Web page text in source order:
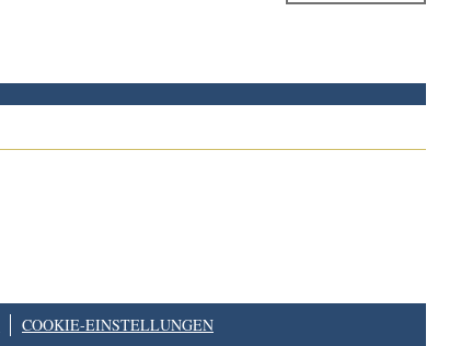
COOKIE-EINSTELLUNGEN